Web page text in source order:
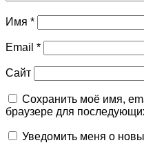
Имя *
Email *
Сайт
Сохранить моё имя,
браузере для
Уведомить меня о